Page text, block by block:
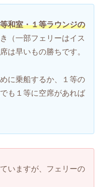
和室・１等ラウンジの
（一部フェリーはイス
は早いもの勝ちです。
に乗船するか、１等の
も１等に空席があれば
いますが、フェリーの